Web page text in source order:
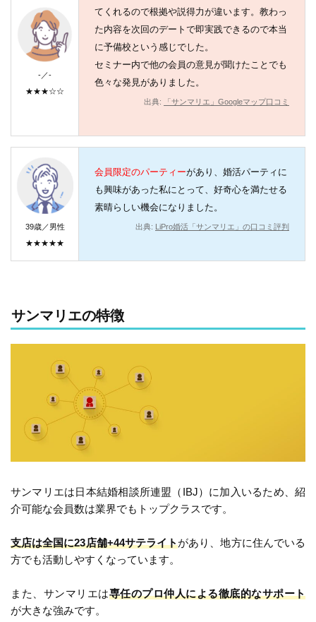
-／-
★★★☆☆
てくれるので根拠や説得力が違います。教わっ
た内容を次回のデートで即実践できるので本当
に予備校という感じでした。
セミナー内で他の会員の意見が聞けたことでも
色々な発見がありました。
出典: 「サンマリエ」Googleマップ口コミ
39歳／男性
★★★★★
会員限定のパーティーがあり、婚活パーティに
も興味があった私にとって、好奇心を満たせる
素晴らしい機会になりました。
出典: LiPro婚活「サンマリエ」の口コミ評判
サンマリエの特徴
サンマリエは日本結婚相談所連盟（IBJ）に加入いるため、紹
介可能な会員数は業界でもトップクラスです。
支店は全国に23店舗+44サテライトがあり、地方に住んでいる
方でも活動しやすくなっています。
また、サンマリエは専任のプロ仲人による徹底的なサポート
が大きな強みです。